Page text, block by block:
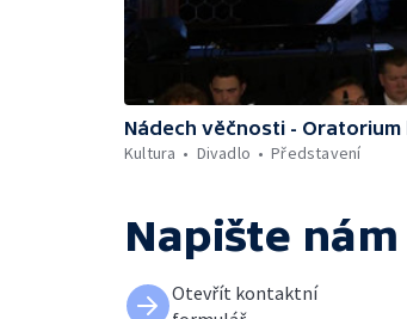
Nádech věčnosti -
Kultura
Divadlo Představení
Napište nám
Otevřít kontaktní